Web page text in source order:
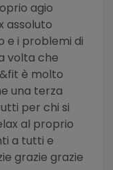
agio
assoluto
e i problemi di
volta che
è molto
una terza
per chi si
al proprio
a tutti e
grazie grazie